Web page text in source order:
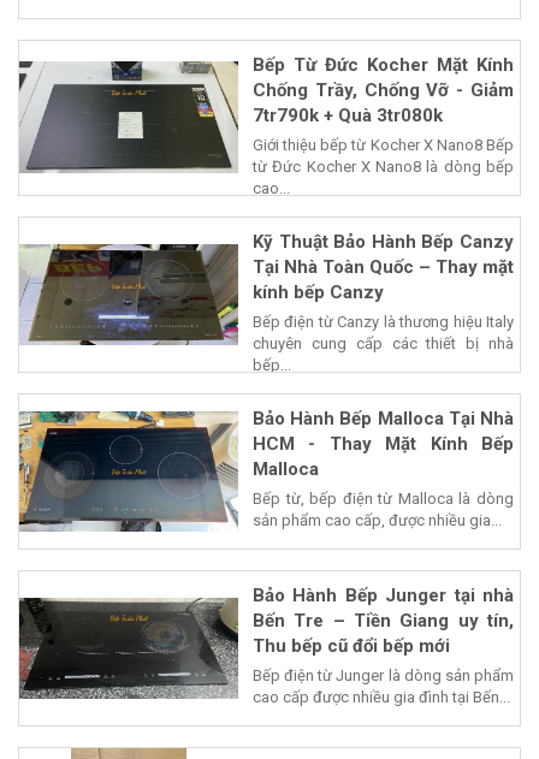
Bếp Từ Đức Kocher Mặt Kính
Chống Trầy, Chống Vỡ - Giảm
7tr790k + Quà 3tr080k
Giới thiệu bếp từ Kocher X Nano8 Bếp
từ Đức Kocher X Nano8 là dòng bếp
cao...
Kỹ Thuật Bảo Hành Bếp Canzy
Tại Nhà Toàn Quốc – Thay mặt
kính bếp Canzy
Bếp điện từ Canzy là thương hiệu Italy
chuyên cung cấp các thiết bị nhà
bếp...
Bảo Hành Bếp Malloca Tại Nhà
HCM - Thay Mặt Kính Bếp
Malloca
Bếp từ, bếp điện từ Malloca là dòng
sản phẩm cao cấp, được nhiều gia...
Bảo Hành Bếp Junger tại nhà
Bến Tre – Tiền Giang uy tín,
Thu bếp cũ đổi bếp mới
Bếp điện từ Junger là dòng sản phẩm
cao cấp được nhiều gia đình tại Bến...